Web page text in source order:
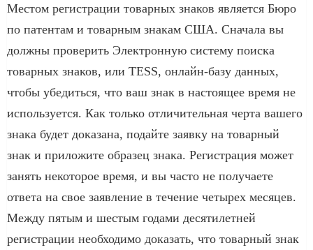
Местом регистрации товарных знаков является Бюро
по патентам и товарным знакам США. Сначала вы
должны проверить Электронную систему поиска
товарных знаков, или TESS, онлайн-базу данных,
чтобы убедиться, что ваш знак в настоящее время не
используется. Как только отличительная черта вашего
знака будет доказана, подайте заявку на товарный
знак и приложите образец знака. Регистрация может
занять некоторое время, и вы часто не получаете
ответа на свое заявление в течение четырех месяцев.
Между пятым и шестым годами десятилетней
регистрации необходимо доказать, что товарный знак